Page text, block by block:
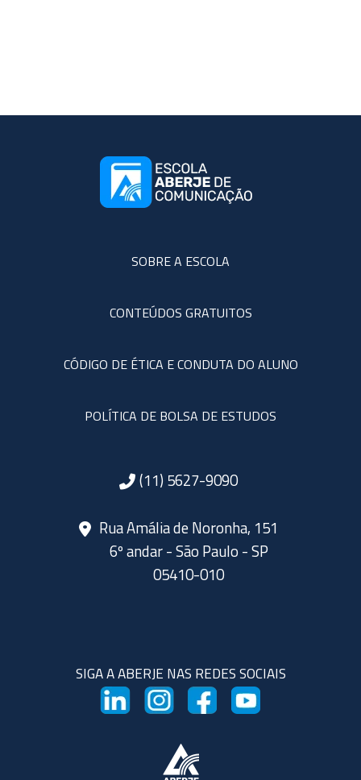
SOBRE A ESCOLA
CONTEÚDOS GRATUITOS
CÓDIGO DE ÉTICA E CONDUTA DO ALUNO
POLÍTICA DE BOLSA DE ESTUDOS
(11) 5627-9090
Rua Amália de Noronha, 151
6º andar - São Paulo - SP
05410-010
SIGA A ABERJE NAS REDES SOCIAIS